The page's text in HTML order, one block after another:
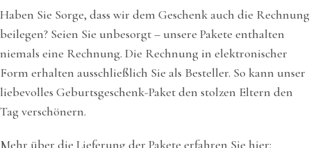
Haben Sie Sorge, dass wir dem Geschenk auch die Rechnung
beilegen? Seien Sie unbesorgt – unsere Pakete enthalten
niemals eine Rechnung. Die Rechnung in elektronischer
Form erhalten ausschließlich Sie als Besteller. So kann unser
liebevolles Geburtsgeschenk-Paket den stolzen Eltern den
Tag verschönern.
Mehr über die Lieferung der Pakete erfahren Sie hier: